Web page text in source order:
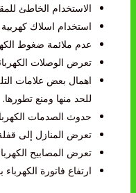
الاستخدام الخاطئ
استخدام اسلاك
عدم ملائمة ضغوط
تعرض الوصلات
اهمال بعض علامات
للحد منها ومنع تطورها.
حدوث الصدمات
تعرض المنازل إلى
تعرض المصابيح
ارتفاع فاتورة